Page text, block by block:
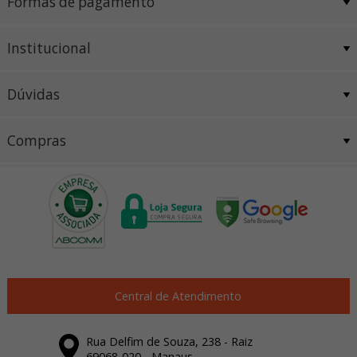
Institucional
Dúvidas
Compras
Central de Atendimento
Rua Delfim de Souza, 238 - Raiz